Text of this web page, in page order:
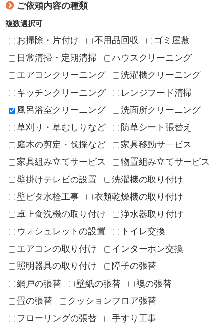
ご依頼内容の種類
複数選択可
お掃除・片付け 不用品回収
ゴミ屋敷
日常清掃・定期清掃
ハウスクリーニング
エアコンクリーニング
洗濯機クリーニング
キッチンクリーニング
レンジフード清掃
風呂浴室クリーニング
洗面所クリーニング
草刈り・草むしりなど
防草シート張替え
庭木の剪定・伐採など
家具移動サービス
家具組み立てサービス
物置組み立てサービス
壁掛けテレビの設置
洗濯機の取り付け
壁ピタ水栓工事
衣類乾燥機の取り付け
卓上食洗機の取り付け
浄水器取り付け
ウォシュレットの設置
トイレ交換
エアコンの取り付け
インターホン交換
照明器具の取り付け
障子の張替
網戸の張替
壁紙の張替
襖の張替
畳の張替
クッションフロア張替
フローリングの張替
手すり工事